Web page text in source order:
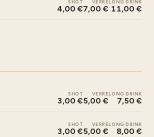
SHOT
4,00 €
VERRE
7,00 €
LONG DRINK
11,00 €
SHOT
3,00 €
VERRE
5,00 €
LONG DRINK
7,50 €
SHOT
3,00 €
VERRE
5,00 €
LONG DRINK
8,00 €